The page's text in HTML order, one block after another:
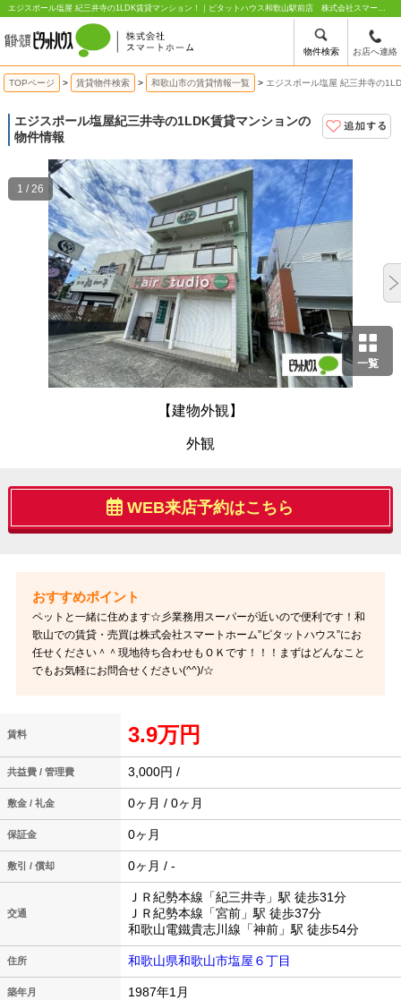
物件検索 お店へ連絡
エジスポール塩屋 紀三井寺の1LDK賃貸マンション！｜ピタットハウス和歌山駅前店 株式会社スマートホーム
TOPページ 賃貸物件検索 和歌山市の賃貸情報一覧 エジスポール塩屋 紀三井寺の
エジスポール塩屋紀三井寺の1LDK賃貸マンションの
物件情報
一覧
【建物外観】
外観
1 / 26
WEB来店予約はこちら
ペットと一緒に住めます☆彡業務用スーパーが近いので便利です！和
歌山での賃貸・売買は株式会社スマートホーム”ピタットハウス”にお
任せください＾＾現地待ち合わせもＯＫです！！！まずはどんなこと
でもお気軽にお問合せください(^^)/☆
賃料 3.9万円
共益費 / 管理費 3,000円 /
敷金 / 礼金 0ヶ月 / 0ヶ月
保証金 0ヶ月
敷引 / 償却 0ヶ月 / -
交通
ＪＲ紀勢本線「紀三井寺」駅 徒歩31分
ＪＲ紀勢本線「宮前」駅 徒歩37分
和歌山電鐵貴志川線「神前」駅 徒歩54分
住所 和歌山県和歌山市塩屋６丁目
築年月 1987年1月